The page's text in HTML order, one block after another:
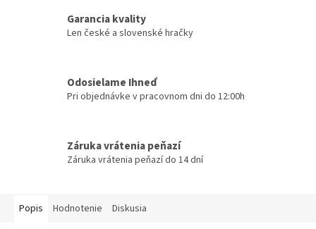
Garancia kvality
Len české a slovenské hračky
Odosielame Ihneď
Pri objednávke v pracovnom dni do 12:00h
Záruka vrátenia peňazí
Záruka vrátenia peňazí do 14 dní
Popis Hodnotenie Diskusia